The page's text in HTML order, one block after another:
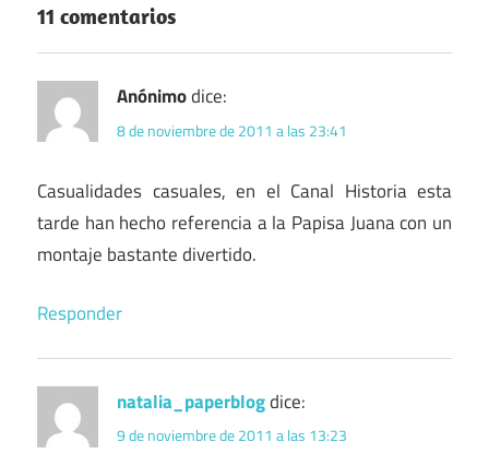
11 comentarios
Anónimodice:
8 de noviembre de 2011 a las 23:41
Casualidades casuales, en el Canal Historia esta
tarde han hecho referencia a la Papisa Juana con un
montaje bastante divertido.
Responder
natalia_paperblogdice:
9 de noviembre de 2011 a las 13:23